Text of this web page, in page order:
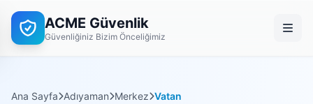
ACME Güvenlik
Güvenliğiniz Bizim Önceliğimiz
Ana Sayfa Adıyaman Merkez Vatan